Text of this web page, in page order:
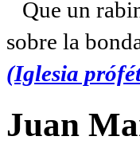
Que un
sobre la
(Iglesia
Juan